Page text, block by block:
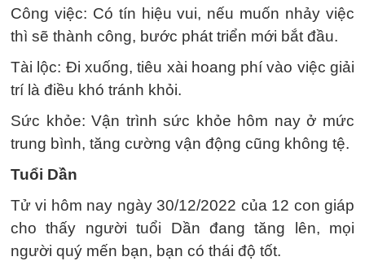
Công việc: Có tín hiệu vui, nếu muốn nhảy việc
thì sẽ thành công, bước phát triển mới bắt đầu.
Tài lộc: Đi xuống, tiêu xài hoang phí vào việc giải
trí là điều khó tránh khỏi.
Sức khỏe: Vận trình sức khỏe hôm nay ở mức
trung bình, tăng cường vận động cũng không tệ.
Tuổi Dần
Tử vi hôm nay ngày 30/12/2022 của 12 con giáp
cho thấy người tuổi Dần đang tăng lên, mọi
người quý mến bạn, bạn có thái độ tốt.